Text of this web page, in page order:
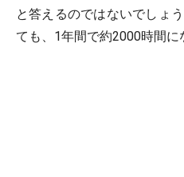
と答えるのではないでしょ
ても、1年間で約2000時間に